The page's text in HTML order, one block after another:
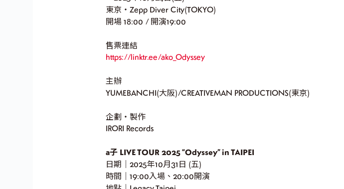
東京・Zepp Diver City(TOKYO)
開場 18:00 / 開演19:00
售票連結
https://linktr.ee/ako_Odyssey
主辦
YUMEBANCHI(大阪)/CREATIVEMAN PRODUCTIONS(東京)
企劃・製作
IRORI Records
a子 LIVE TOUR 2025 “Odyssey” in TAIPEI
日期｜2025年10月31日 (五)
時間｜19:00入場、20:00開演